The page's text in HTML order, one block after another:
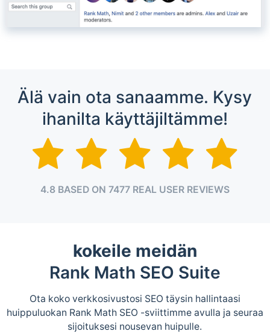
Älä vain ota sanaamme. Kysy
ihanilta käyttäjiltämme!
4.8 BASED ON 7477 REAL USER REVIEWS
kokeile meidän
Rank Math SEO Suite
Ota koko verkkosivustosi SEO täysin hallintaasi
huippuluokan Rank Math SEO -sviittimme avulla ja seuraa
sijoituksesi nousevan huipulle.